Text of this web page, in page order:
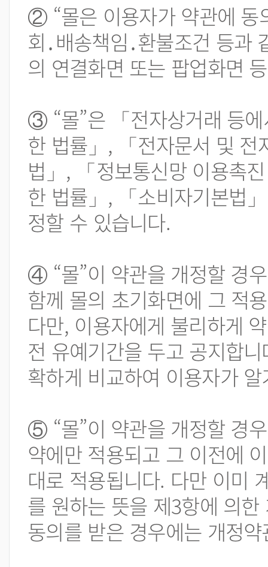
② “몰은 이용자가 약관에 동
회․배송책임․환불조건 등과
의 연결화면 또는 팝업화면
③ “몰”은 「전자상거래 등
한 법률」, 「전자문서 및
법」, 「정보통신망 이용촉
한 법률」, 「소비자기본법
정할 수 있습니다.
④ “몰”이 약관을 개정할 경
함께 몰의 초기화면에 그 적
다만, 이용자에게 불리하게
전 유예기간을 두고 공지합
확하게 비교하여 이용자가
⑤ “몰”이 약관을 개정할 경
약에만 적용되고 그 이전에
대로 적용됩니다. 다만 이미
를 원하는 뜻을 제3항에 의
동의를 받은 경우에는 개정